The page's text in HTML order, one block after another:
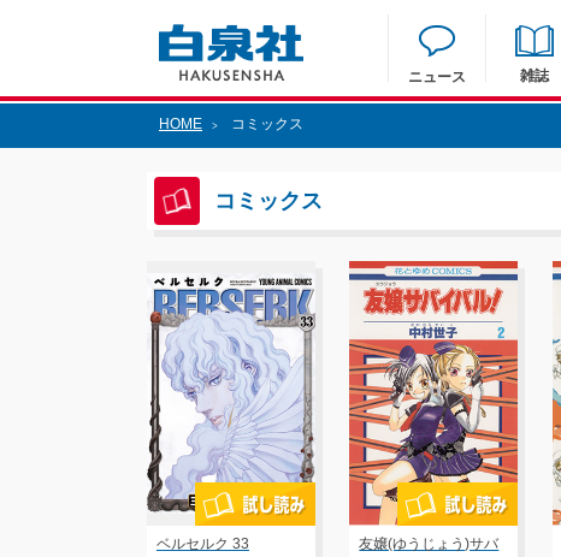
ニュース 雑誌
HOME > コミックス
コミックス
ベルセルク 33
友嬢(ゆうじょう)サバ